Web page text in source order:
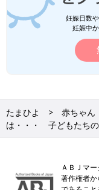
妊娠日数
妊娠中
たまひよ 赤ちゃん
は・・・ 子どもたち
ＡＢＪマ
著作権者